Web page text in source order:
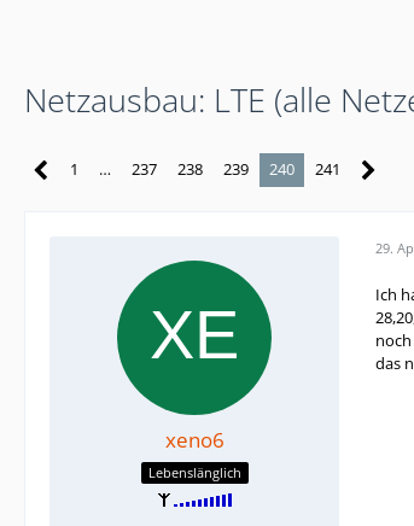
Netzausbau: LTE (alle
1 … 237 238 239 240 241
xeno6
Lebenslänglich
29.
Ich
das